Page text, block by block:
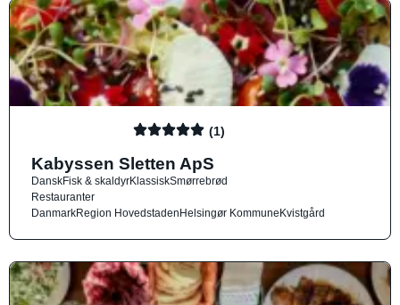
(1)
Kabyssen Sletten ApS
DanskFisk & skaldyrKlassiskSmørrebrød
Restauranter
DanmarkRegion HovedstadenHelsingør KommuneKvistgård